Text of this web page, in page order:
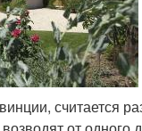
считается